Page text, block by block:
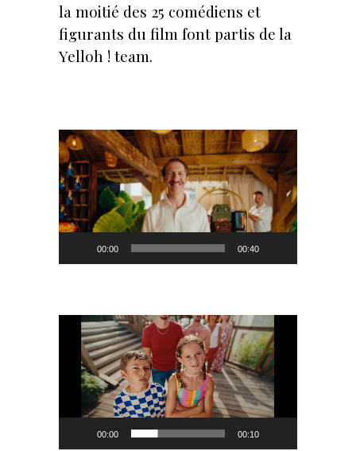
la moitié des 25 comédiens et
figurants du film font partis de la
Yelloh ! team.
Lecteur
vidéo
00:00 00:40
Lecteur
vidéo
00:00 00:10